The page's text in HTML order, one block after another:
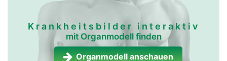
Krankheitsbilder interaktiv
mit Organmodell finden
Organmodell anschauen